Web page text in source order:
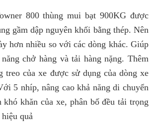
800 thùng mui bạt 900KG được
gầm dập nguyên khối bằng thép. Nên
hơn nhiều so với các dòng khác. Giúp
chở hàng và tải hàng nặng. Thêm
treo của xe được sử dụng của dòng xe
5 nhíp, nâng cao khả năng di chuyển
khó khăn của xe, phân bố đều tải trọng
quả